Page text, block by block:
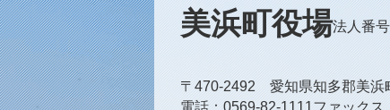
美浜町役場法人番
〒470-2492 愛知県知多郡美浜
電話
0569-82-1111 ファックス